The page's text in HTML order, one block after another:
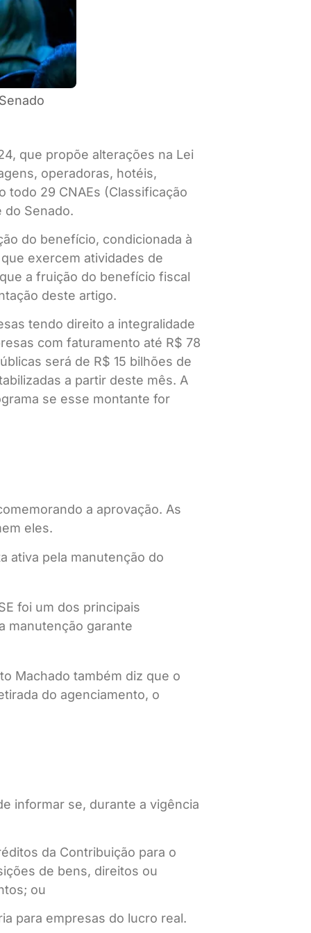
que propõe alterações na Lei
operadoras, hotéis,
29 CNAEs (Classificação
do Senado.
do benefício, condicionada à
exercem atividades de
a fruição do benefício fiscal
deste artigo.
tendo direito a integralidade
com faturamento até R$ 78
será de R$ 15 bilhões de
a partir deste mês. A
se esse montante for
a aprovação. As
eles.
ativa pela manutenção do
foi um dos principais
manutenção garante
Machado também diz que o
do agenciamento, o
informar se, durante a vigência
da Contribuição para o
de bens, direitos ou
ou
para empresas do lucro real.